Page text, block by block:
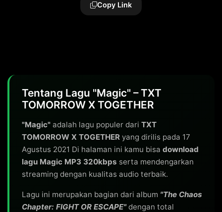
Copy Link
Tentang Lagu "Magic" – TXT
TOMORROW X TOGETHER
"Magic" adalah lagu populer dari TXT
TOMORROW X TOGETHER yang dirilis pada 17
Agustus 2021 Di halaman ini kamu bisa download
lagu Magic MP3 320kbps serta mendengarkan
streaming dengan kualitas audio terbaik.
Lagu ini merupakan bagian dari album "The Chaos
Chapter: FIGHT OR ESCAPE"dengan total